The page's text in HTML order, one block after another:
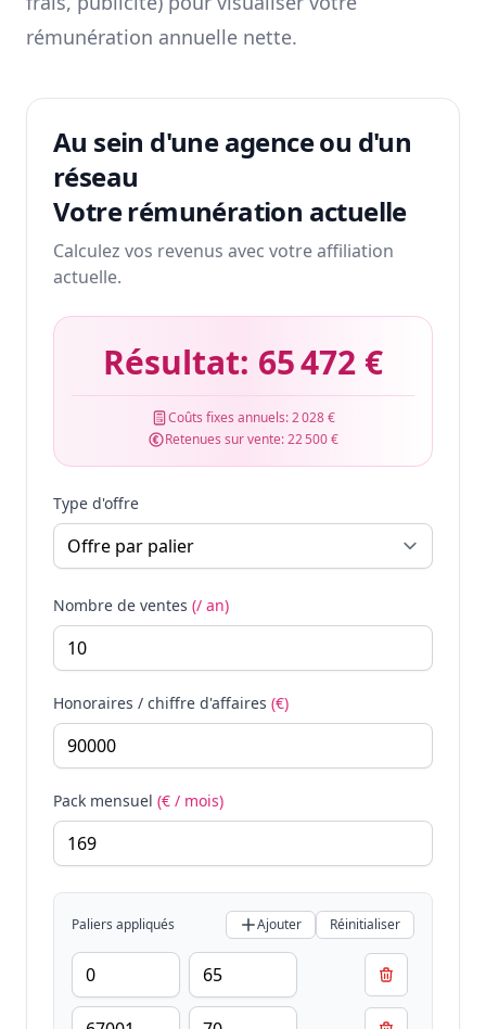
rémunération annuelle nette.
Au sein d'une agence ou d'un
réseau
Votre rémunération actuelle
Calculez vos revenus avec votre affiliation
actuelle.
Résultat: 65 472 €
Coûts fixes annuels:2 028 €
Retenues sur vente:22 500 €
Type d'offre
Nombre de ventes (/ an)
Honoraires / chiffre d'affaires (€)
Pack mensuel (€ / mois)
Paliers appliqués Ajouter Réinitialiser